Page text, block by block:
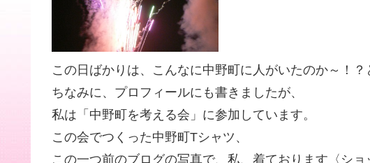
この日ばかりは、こんなに中野町に人がいたのか～！？
ちなみに、プロフィールにも書きましたが、
私は「中野町を考える会」に参加しています。
この会でつくった中野町Tシャツ、
この一つ前のブログの写真で、私、着ております〈ショ